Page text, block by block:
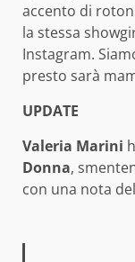
accento di
la stessa
Instagram.
presto sarà
UPDATE
Valeria Marini
Donna,
con una nota